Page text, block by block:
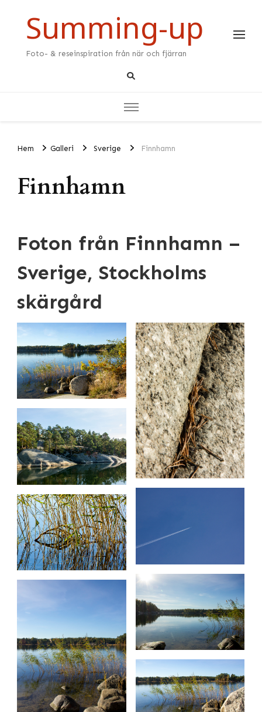
Summing-up
Foto- & reseinspiration från när och fjärran
Hem Galleri Sverige Finnhamn
Finnhamn
Foton från Finnhamn –
Sverige, Stockholms
skärgård